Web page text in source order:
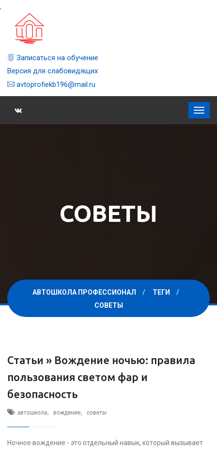
,
Записаться на обучение
Версия для слабовидящих
avtoprofiekb196@mail.ru
СОВЕТЫ
АВТОШКОЛА ПРОФЕССИОНАЛ
ТЕГИ
СОВЕТЫ
Статьи » Вождение ночью: правила
пользования светом фар и
безопасность
автошкола, вождение, советы
Ночное вождение - это отдельный навык, который вызывает